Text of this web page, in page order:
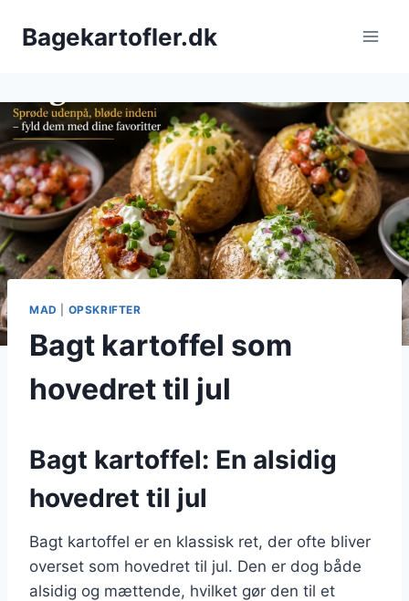
Bagekartofler.dk
MAD OPSKRIFTER
Bagt kartoffel som
hovedret til jul
Bagt kartoffel: En alsidig
hovedret til jul
Bagt kartoffel er en klassisk ret, der ofte bliver
overset som hovedret til jul. Den er dog både
alsidig og mættende, hvilket gør den til et